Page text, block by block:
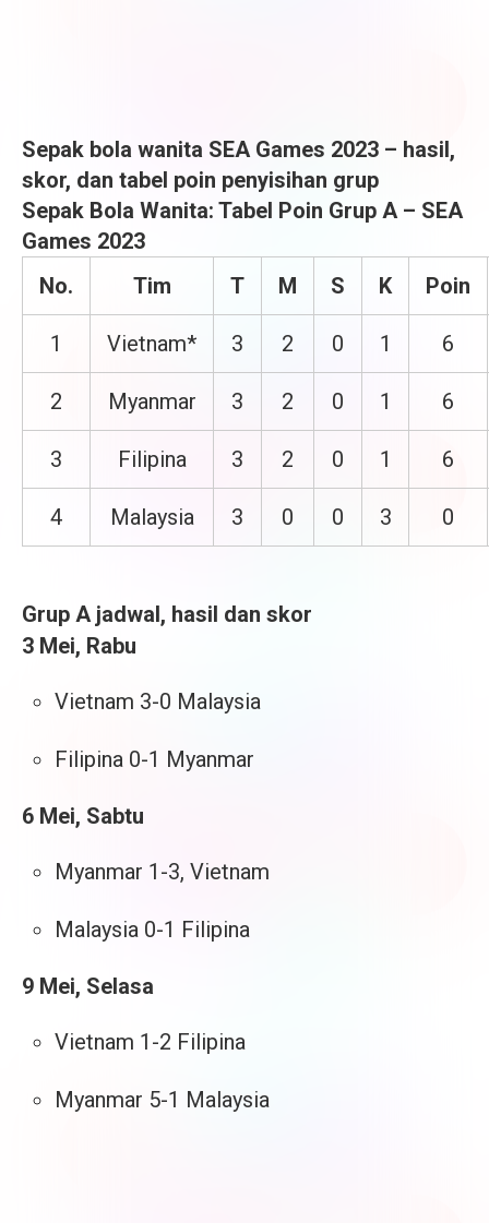
Sepak bola wanita SEA Games 2023 – hasil,
skor, dan tabel poin penyisihan grup
Sepak Bola Wanita: Tabel Poin Grup A – SEA
Games 2023
No.
Tim T M S K Poin
1 Vietnam* 3 2 0 1 6
2 Myanmar 3 2 0 1 6
3 Filipina 3 2 0 1 6
4 Malaysia 3 0 0 3 0
Grup A jadwal, hasil dan skor
3 Mei, Rabu
Vietnam 3-0 Malaysia
Filipina 0-1 Myanmar
6 Mei, Sabtu
Myanmar 1-3, Vietnam
Malaysia 0-1 Filipina
9 Mei, Selasa
Vietnam 1-2 Filipina
Myanmar 5-1 Malaysia